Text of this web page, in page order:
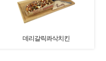
데리갈릭콰삭치킨